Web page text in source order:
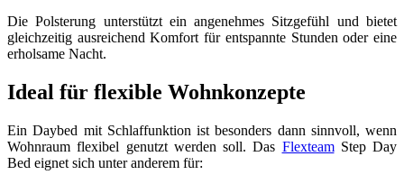
Die Polsterung unterstützt ein angenehmes Sitzgefühl und bietet
gleichzeitig ausreichend Komfort für entspannte Stunden oder eine
erholsame Nacht.
Ideal für flexible Wohnkonzepte
Ein Daybed mit Schlaffunktion ist besonders dann sinnvoll, wenn
Wohnraum flexibel genutzt werden soll. Das FlexteamStep Day
Bed eignet sich unter anderem für: